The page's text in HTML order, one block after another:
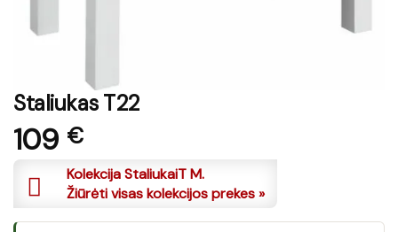
Staliukas T22
109 €
Kolekcija StaliukaiT M.
Žiūrėti visas kolekcijos prekes »